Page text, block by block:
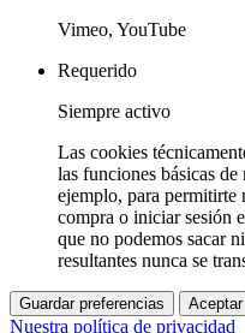
Vimeo, YouTube
Requerido
Siempre activo
Las cookies
las funciones básicas
ejemplo, para permitirte
compra o iniciar sesión
que no podemos sacar
resultantes nunca se
Guardar preferencias Aceptar
Nuestra política de privacidad